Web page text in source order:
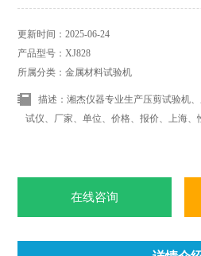
更新时间：2025-06-24
产品型号：XJ828
所属分类：金属材料试验机
描述：湘杰仪器专业生产压剪试验机
试仪、厂家、单位、价格、报价、上海、
在线咨询